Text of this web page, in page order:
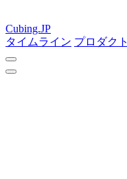
Cubing.JP
タイムライン プロダクト